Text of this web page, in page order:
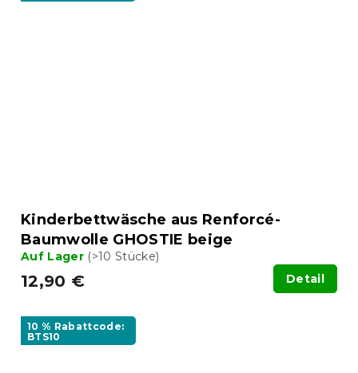
Kinderbettwäsche aus Renforcé-
Baumwolle GHOSTIE beige
Auf Lager (>10 Stücke)
12,90 € Detail
10 % Rabattcode:
BTS10